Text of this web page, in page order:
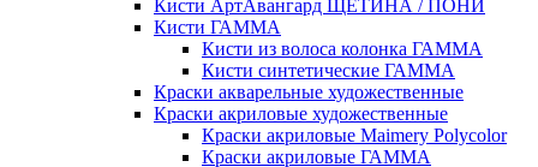
Кисти АртАвангард ЩЕТИНА / ПОНИ
Кисти ГАММА
Кисти из волоса колонка ГАММА
Кисти синтетические ГАММА
Краски акварельные художественные
Краски акриловые художественные
Краски акриловые Maimery Polycolor
Краски акриловые ГАММА